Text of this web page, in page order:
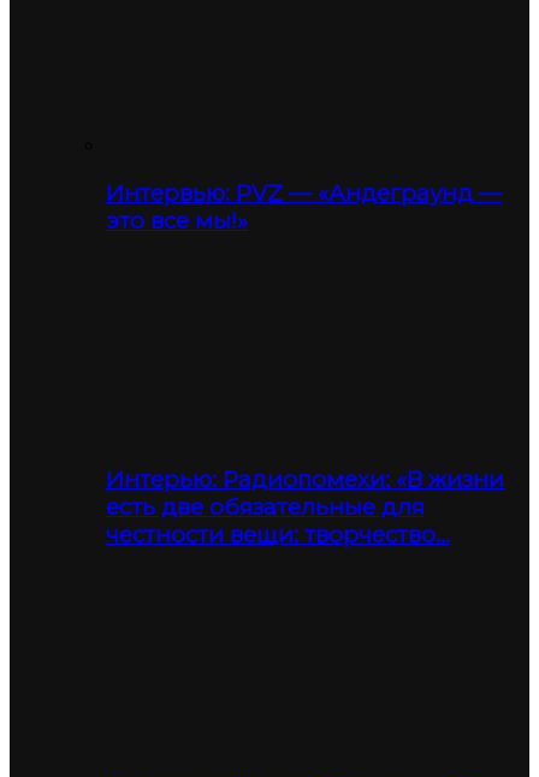
Интервью: PVZ — «Андеграунд —
это все мы!»
Интерью: Радиопомехи: «В жизни
есть две обязательные для
честности вещи: творчество…